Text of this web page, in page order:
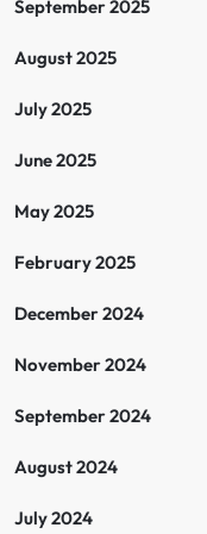
September 2025
August 2025
July 2025
June 2025
May 2025
February 2025
December 2024
November 2024
September 2024
August 2024
July 2024